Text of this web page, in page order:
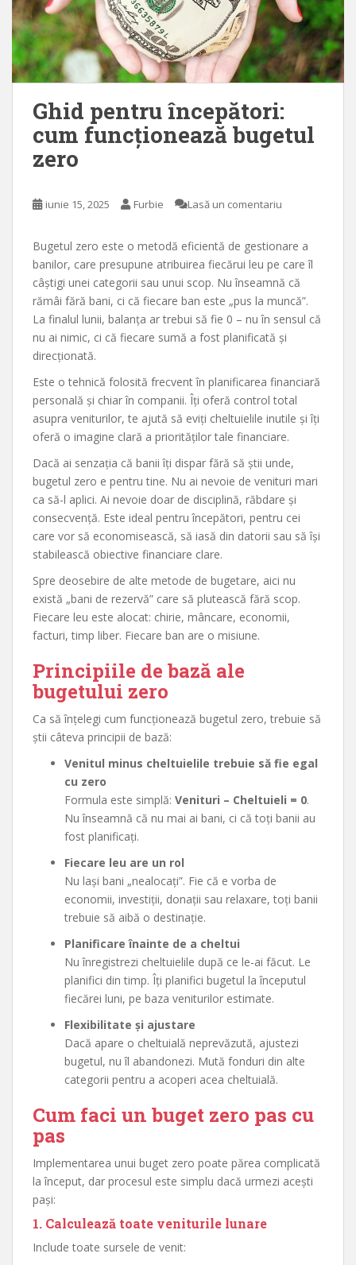
Ghid pentru începători:
cum funcționează bugetul
zero
iunie 15, 2025 Furbie Lasă un comentariu
Bugetul zero este o metodă eficientă de gestionare a
banilor, care presupune atribuirea fiecărui leu pe care îl
câștigi unei categorii sau unui scop. Nu înseamnă că
rămâi fără bani, ci că fiecare ban este „pus la muncă”.
La finalul lunii, balanța ar trebui să fie 0 – nu în sensul că
nu ai nimic, ci că fiecare sumă a fost planificată și
direcționată.
Este o tehnică folosită frecvent în planificarea financiară
personală și chiar în companii. Îți oferă control total
asupra veniturilor, te ajută să eviți cheltuielile inutile și îți
oferă o imagine clară a priorităților tale financiare.
Dacă ai senzația că banii îți dispar fără să știi unde,
bugetul zero e pentru tine. Nu ai nevoie de venituri mari
ca să-l aplici. Ai nevoie doar de disciplină, răbdare și
consecvență. Este ideal pentru începători, pentru cei
care vor să economisească, să iasă din datorii sau să își
stabilească obiective financiare clare.
Spre deosebire de alte metode de bugetare, aici nu
există „bani de rezervă” care să plutească fără scop.
Fiecare leu este alocat: chirie, mâncare, economii,
facturi, timp liber. Fiecare ban are o misiune.
Principiile de bază ale
bugetului zero
Ca să înțelegi cum funcționează bugetul zero, trebuie să
știi câteva principii de bază:
Venitul minus cheltuielile trebuie să fie egal
cu zero
Formula este simplă: Venituri – Cheltuieli = 0.
Nu înseamnă că nu mai ai bani, ci că toți banii au
fost planificați.
Fiecare leu are un rol
Nu lași bani „nealocați”. Fie că e vorba de
economii, investiții, donații sau relaxare, toți banii
trebuie să aibă o destinație.
Planificare înainte de a cheltui
Nu înregistrezi cheltuielile după ce le-ai făcut. Le
planifici din timp. Îți planifici bugetul la începutul
fiecărei luni, pe baza veniturilor estimate.
Flexibilitate și ajustare
Dacă apare o cheltuială neprevăzută, ajustezi
bugetul, nu îl abandonezi. Mută fonduri din alte
categorii pentru a acoperi acea cheltuială.
Cum faci un buget zero pas cu
pas
Implementarea unui buget zero poate părea complicată
la început, dar procesul este simplu dacă urmezi acești
pași:
1. Calculează toate veniturile lunare
Include toate sursele de venit: